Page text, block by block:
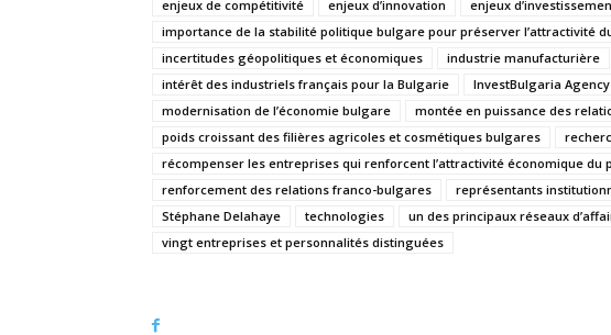
enjeux de compétitivité
enjeux d’innovation enjeux
importance de la stabilité politique bulgare pour préserver l’attractivité
incertitudes géopolitiques et économiques
industrie manufacturière
intérêt des industriels français pour la Bulgarie
InvestBulgaria Agency
modernisation de l’économie bulgare
montée en puissance des
poids croissant des filières agricoles et cosmétiques bulgares
récompenser les entreprises qui renforcent l’attractivité économique du
renforcement des relations franco-bulgares
représentants
Stéphane Delahaye
technologies un des principaux réseaux
vingt entreprises et personnalités distinguées